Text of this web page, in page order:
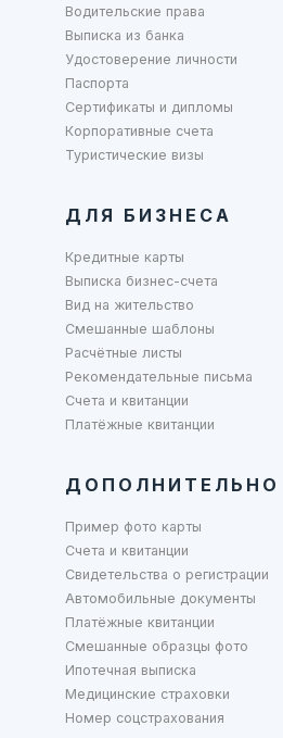
Водительские права
Выписка из банка
Удостоверение личности
Паспорта
Сертификаты и дипломы
Корпоративные счета
Туристические визы
ДЛЯ БИЗНЕСА
Кредитные карты
Выписка бизнес-счета
Вид на жительство
Смешанные шаблоны
Расчётные листы
Рекомендательные письма
Счета и квитанции
Платёжные квитанции
ДОПОЛНИТЕЛЬНО
Пример фото карты
Счета и квитанции
Свидетельства о регистрации
Автомобильные документы
Платёжные квитанции
Смешанные образцы фото
Ипотечная выписка
Медицинские страховки
Номер соцстрахования